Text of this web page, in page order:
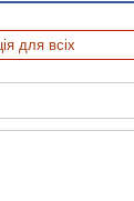
для всіх